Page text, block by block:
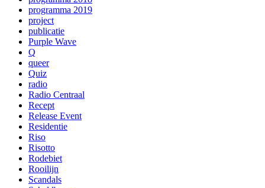
programma 2019
project
publicatie
Purple Wave
Q
queer
Quiz
radio
Radio Centraal
Recept
Release Event
Residentie
Riso
Risotto
Rodebiet
Rooilijn
Scandals